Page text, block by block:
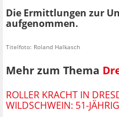
Die Ermittlungen zur
aufgenommen.
Titelfoto: Roland Halkasch
Mehr zum Thema
ROLLER KRACHT IN
WILDSCHWEIN: 51-